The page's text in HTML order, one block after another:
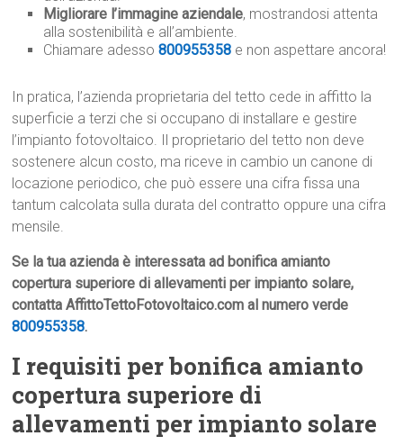
Migliorare l’immagine aziendale, mostrandosi attenta
alla sostenibilità e all’ambiente.
Chiamare adesso800955358 e non aspettare ancora!
In pratica, l’azienda proprietaria del tetto cede in affitto la
superficie a terzi che si occupano di installare e gestire
l’impianto fotovoltaico. Il proprietario del tetto non deve
sostenere alcun costo, ma riceve in cambio un canone di
locazione periodico, che può essere una cifra fissa una
tantum calcolata sulla durata del contratto oppure una cifra
mensile.
Se la tua azienda è interessata ad bonifica amianto
copertura superiore di allevamenti per impianto solare,
contatta AffittoTettoFotovoltaico.com al numero verde
800955358.
I requisiti per bonifica amianto
copertura superiore di
allevamenti per impianto solare